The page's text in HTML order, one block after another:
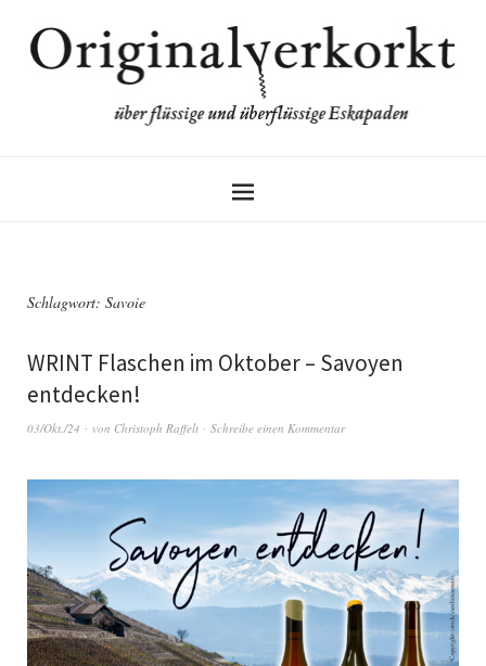
Schlagwort: Savoie
WRINT Flaschen im Oktober – Savoyen
entdecken!
03/Okt./24 von Christoph Raffelt Schreibe einen Kommentar